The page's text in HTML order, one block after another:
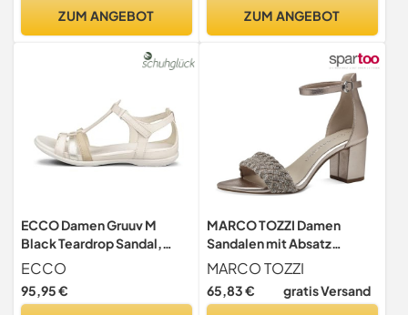
ZUM ANGEBOT ZUM ANGEBOT
ECCO Damen Gruuv M
Black Teardrop Sandal,
Limestone Pure White Gold
Beige, 39 EU
ECCO
95,95 €
MARCO TOZZI Damen
Sandalen mit Absatz
Elegant Blockabsatz, Gold
(Platinum comb), 38 EU
MARCO TOZZI
65,83 € gratis Versand